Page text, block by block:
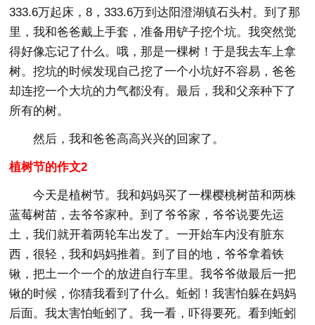
333.6万起床，8，333.6万到达阳澄湖镇石头村。到了那
里，我和爸爸戴上手套，准备用铲子挖个坑。我突然觉
得好像忘记了什么。哦，那是一棵树！于是我去车上拿
树。挖坑的时候发现自己挖了一个小坑好不容易，爸爸
却连挖一个大坑的力气都没有。最后，我和父亲种下了
所有的树。
然后，我和爸爸高高兴兴的回家了。
植树节的作文2
今天是植树节。我和妈妈买了一棵樱桃树苗和两株
蓝莓树苗，去爷爷家种。到了爷爷家，爷爷说要先运
土，我们就开着两轮车出发了。一开始车内没有脏东
西，很轻，我和妈妈推着。到了目的地，爷爷拿着铁
锹，把土一个一个的放进自行车里。我爷爷做最后一把
锹的时候，你猜我看到了什么。蚯蚓！我害怕躲在妈妈
后面。我太害怕蚯蚓了。我一看，吓得要死。看到蚯蚓